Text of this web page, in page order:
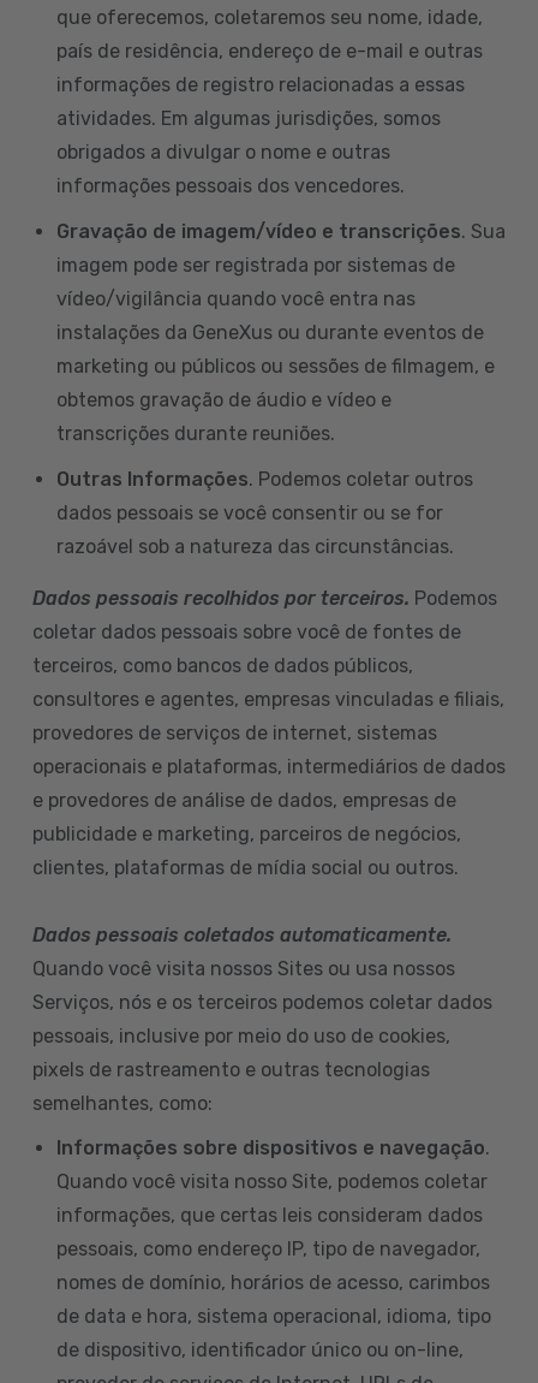
que oferecemos, coletaremos seu nome, idade,
país de residência, endereço de e-mail e outras
informações de registro relacionadas a essas
atividades. Em algumas jurisdições, somos
obrigados a divulgar o nome e outras
informações pessoais dos vencedores.
Gravação de imagem/vídeo e transcrições. Sua
imagem pode ser registrada por sistemas de
vídeo/vigilância quando você entra nas
instalações da GeneXus ou durante eventos de
marketing ou públicos ou sessões de filmagem, e
obtemos gravação de áudio e vídeo e
transcrições durante reuniões.
Outras Informações. Podemos coletar outros
dados pessoais se você consentir ou se for
razoável sob a natureza das circunstâncias.
Dados pessoais recolhidos por terceiros. Podemos
coletar dados pessoais sobre você de fontes de
terceiros, como bancos de dados públicos,
consultores e agentes, empresas vinculadas e filiais,
provedores de serviços de internet, sistemas
operacionais e plataformas, intermediários de dados
e provedores de análise de dados, empresas de
publicidade e marketing, parceiros de negócios,
clientes, plataformas de mídia social ou outros.
Dados pessoais coletados automaticamente.
Quando você visita nossos Sites ou usa nossos
Serviços, nós e os terceiros podemos coletar dados
pessoais, inclusive por meio do uso de cookies,
pixels de rastreamento e outras tecnologias
semelhantes, como:
Informações sobre dispositivos e navegação.
Quando você visita nosso Site, podemos coletar
informações, que certas leis consideram dados
pessoais, como endereço IP, tipo de navegador,
nomes de domínio, horários de acesso, carimbos
de data e hora, sistema operacional, idioma, tipo
de dispositivo, identificador único ou on-line,